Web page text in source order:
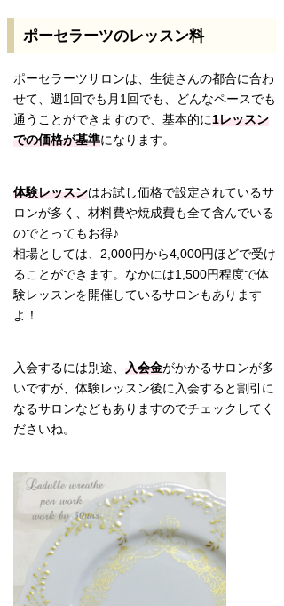
ポーセラーツのレッスン料
ポーセラーツサロンは、生徒さんの都合に合わ
せて、週1回でも月1回でも、どんなペースでも
通うことができますので、基本的に1レッスン
での価格が基準になります。
体験レッスンはお試し価格で設定されているサ
ロンが多く、材料費や焼成費も全て含んでいる
のでとってもお得♪
相場としては、2,000円から4,000円ほどで受け
ることができます。なかには1,500円程度で体
験レッスンを開催しているサロンもあります
よ！
入会するには別途、 入会金がかかるサロンが多
いですが、体験レッスン後に入会すると割引に
なるサロンなどもありますのでチェックしてく
ださいね。